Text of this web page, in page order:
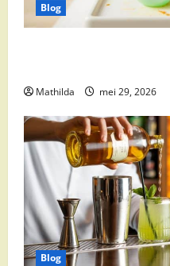
Blog
Mathilda mei 29, 2026
Blog